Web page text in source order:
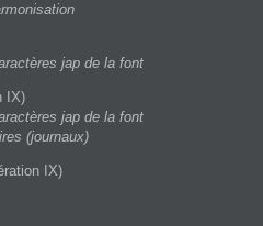
jap de la font
IX)
jap de la font
(journaux)
IX)